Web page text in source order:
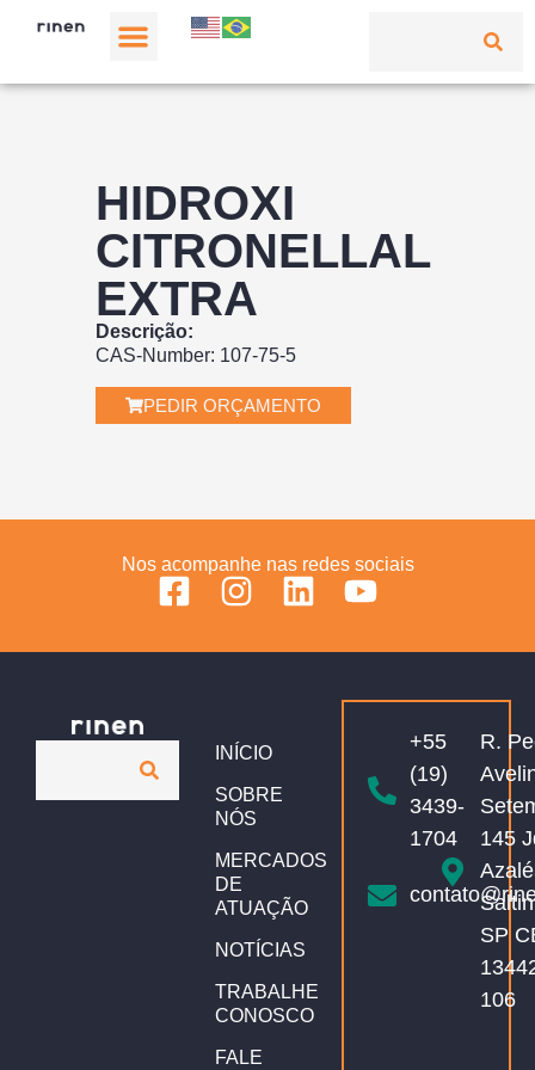
HIDROXI
CITRONELLAL
EXTRA
Descrição:
CAS-Number: 107-75-5
PEDIR ORÇAMENTO
Nos acompanhe nas redes sociais
INÍCIO
SOBRE
NÓS
MERCADOS
DE
ATUAÇÃO
NOTÍCIAS
TRABALHE
CONOSCO
FALE
+55
(19)
3439-
1704
R.
145
SP
106